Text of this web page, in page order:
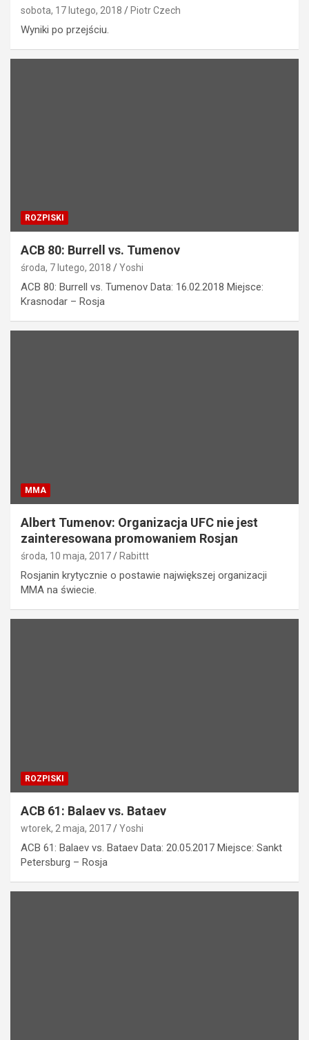
sobota, 17 lutego, 2018 Piotr Czech
Wyniki po przejściu.
ROZPISKI
ACB 80: Burrell vs. Tumenov
środa, 7 lutego, 2018 Yoshi
ACB 80: Burrell vs. Tumenov Data: 16.02.2018 Miejsce:
Krasnodar – Rosja
MMA
Albert Tumenov: Organizacja UFC nie jest
zainteresowana promowaniem Rosjan
środa, 10 maja, 2017 Rabittt
Rosjanin krytycznie o postawie największej organizacji
MMA na świecie.
ROZPISKI
ACB 61: Balaev vs. Bataev
wtorek, 2 maja, 2017 Yoshi
ACB 61: Balaev vs. Bataev Data: 20.05.2017 Miejsce: Sankt
Petersburg – Rosja